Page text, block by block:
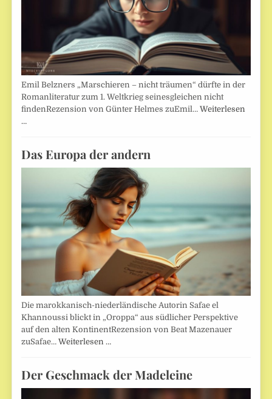
Emil Belzners „Marschieren – nicht träumen“ dürfte in der
Romanliteratur zum 1. Weltkrieg seinesgleichen nicht
findenRezension von Günter Helmes zuEmil…Weiterlesen
…
Das Europa der andern
Die marokkanisch-niederländische Autorin Safae el
Khannoussi blickt in „Oroppa“ aus südlicher Perspektive
auf den alten KontinentRezension von Beat Mazenauer
zuSafae…Weiterlesen …
Der Geschmack der Madeleine